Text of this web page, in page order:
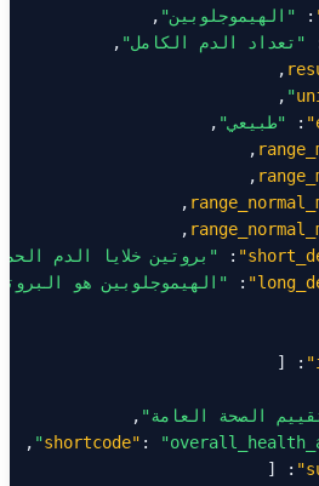
: "الهيموجلوبين"
"تعداد الدم الكامل"
: "طبيعي"
: "بروتين خلايا الدم
: "الهيموجلوبين هو
الصحة العامة"
: